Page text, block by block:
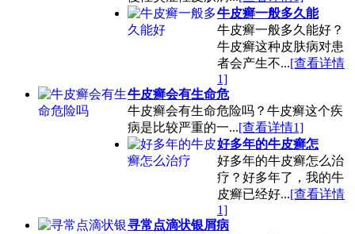
牛皮癣一般多久能
牛皮癣一般多久能好？
牛皮癣这种皮肤病对患
者会产生不...[查看详情
1]
牛皮癣会有生命危
牛皮癣会有生命危险吗？牛皮癣这个疾
病是比较严重的一...[查看详情1]
好多年的牛皮癣怎
好多年的牛皮癣怎么治
疗？好多年了，我的牛
皮癣已经好...[查看详情
1]
寻常点滴状银屑病